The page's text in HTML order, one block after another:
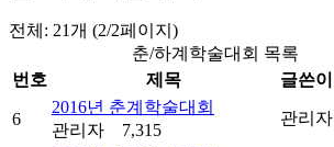
전체: 21개 (2/2페이지)
춘/하계학술대회 목록
번호
제목 글쓴이
6
2016년 춘계학술대회
관리자
7,315
관리자